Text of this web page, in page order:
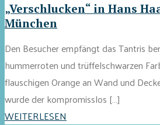
„Verschlucken“ in Hans
München
Den Besucher empfängt das Tantris
hummerroten und trüffelschwarzen
flauschigen Orange an Wand und
wurde der kompromisslos […]
WEITERLESEN